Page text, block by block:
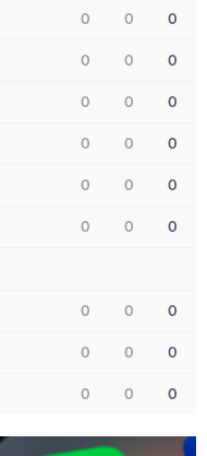
0 0 0
0 0 0
0 0 0
0 0 0
0 0 0
0 0 0
0 0 0
0 0 0
0 0 0